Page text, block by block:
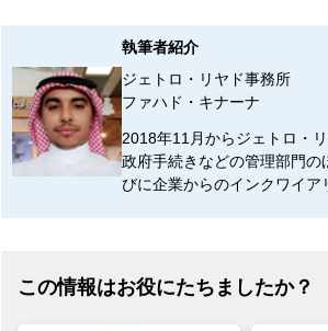
執筆者紹介
ジェトロ・リヤド事務所
ファハド・キナーナ
2018年11月からジェトロ・
政府手続きなどの管理部門の
びに企業からのインクワイア
この情報はお役にたちましたか？